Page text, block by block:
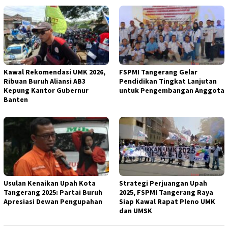
Kawal Rekomendasi UMK 2026,
Ribuan Buruh Aliansi AB3
Kepung Kantor Gubernur
Banten
FSPMI Tangerang Gelar
Pendidikan Tingkat Lanjutan
untuk Pengembangan Anggota
Usulan Kenaikan Upah Kota
Tangerang 2025: Partai Buruh
Apresiasi Dewan Pengupahan
Strategi Perjuangan Upah
2025, FSPMI Tangerang Raya
Siap Kawal Rapat Pleno UMK
dan UMSK